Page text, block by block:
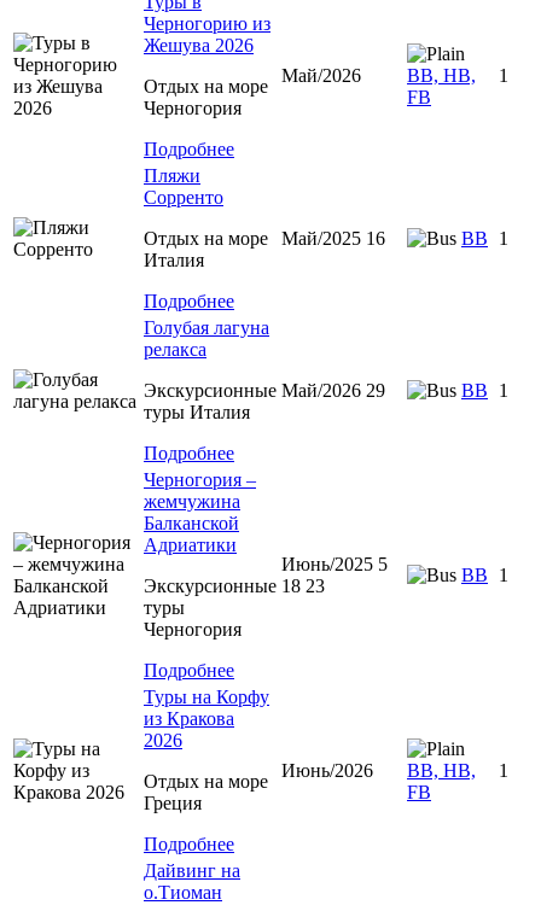
Черногорию из
Жешува 2026
Отдых на море
Черногория
Подробнее
Май/2026
BB, HB,
FB
1
Пляжи
Сорренто
Отдых на море
Италия
Подробнее
Май/2025 16 BB 1
Голубая лагуна
релакса
Экскурсионные
туры Италия
Подробнее
Май/2026 29 BB 1
Черногория –
жемчужина
Балканской
Адриатики
Экскурсионные
туры
Черногория
Подробнее
Июнь/2025 5
18 23
BB 1
Туры на Корфу
из Кракова
2026
Отдых на море
Греция
Подробнее
Июнь/2026
BB, HB,
FB
1
Дайвинг на
о.Тиоман